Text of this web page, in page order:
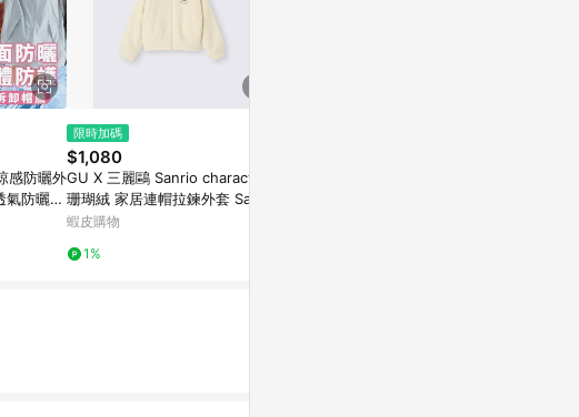
感防曬外
防曬衣
曬外套
限時加碼
$1,080
GU X 三麗鷗 Sanrio characters
珊瑚絨 家居連帽拉鍊外套 Sanrio
布丁狗
蝦皮購物
1%